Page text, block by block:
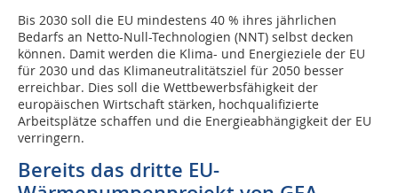
Bis 2030 soll die EU mindestens 40 % ihres jährlichen
Bedarfs an Netto-Null-Technologien (NNT) selbst decken
können. Damit werden die Klima- und Energieziele der EU
für 2030 und das Klimaneutralitätsziel für 2050 besser
erreichbar. Dies soll die Wettbewerbsfähigkeit der
europäischen Wirtschaft stärken, hochqualifizierte
Arbeitsplätze schaffen und die Energieabhängigkeit der EU
verringern.
Bereits das dritte EU-